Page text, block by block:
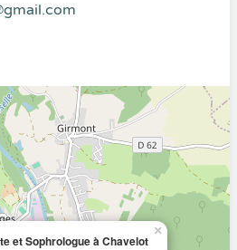
et Sophrologue à Chavelot
×